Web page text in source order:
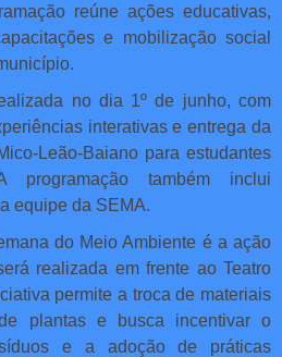
reúne ações educativas,
e mobilização social
no dia 1º de junho, com
interativas e entrega da
Leão-Baiano para estudantes
também inclui
equipe da SEMA.
do Meio Ambiente é a ação
realizada em frente ao Teatro
permite a troca de materiais
plantas e busca incentivar o
e a adoção de práticas